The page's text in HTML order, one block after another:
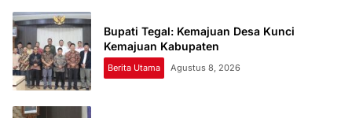
Bupati Tegal: Kemajuan Desa Kunci
Kemajuan Kabupaten
Berita Utama Agustus 8, 2026